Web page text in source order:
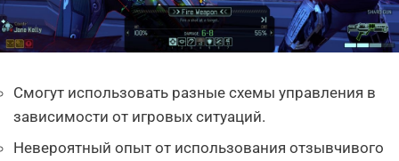
Смогут использовать разные схемы управления в
зависимости от игровых ситуаций.
Невероятный опыт от использования отзывчивого